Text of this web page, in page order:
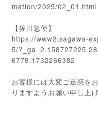
mation/2025/02_01.html
【佐川急便】
https://www2.sagawa-
5/
6778.1732266382
お客様には大変ご迷惑を
りますようお願い申し上